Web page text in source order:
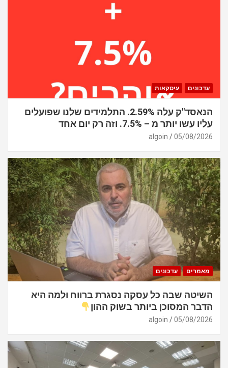
עדכונים עיסקאות
הנאסד"ק עלה 2.59%. התלמידים שלנו שפועלים
עליו עשו יותר מ – 7.5%. וזה רק יום אחד
05/08/2026
algoin
מאמרים עדכונים
השיטה שבה כל עסקה נסגרת ברווח ולמה היא
הדבר המסוכן ביותר בשוק ההון
05/08/2026
algoin